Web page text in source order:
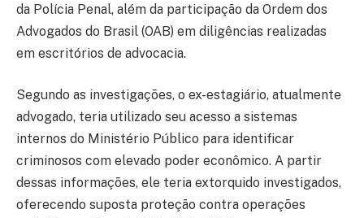
da Polícia Penal, além da participação da Ordem dos
Advogados do Brasil (OAB) em diligências realizadas
em escritórios de advocacia.
Segundo as investigações, o ex-estagiário, atualmente
advogado, teria utilizado seu acesso a sistemas
internos do Ministério Público para identificar
criminosos com elevado poder econômico. A partir
dessas informações, ele teria extorquido investigados,
oferecendo suposta proteção contra operações